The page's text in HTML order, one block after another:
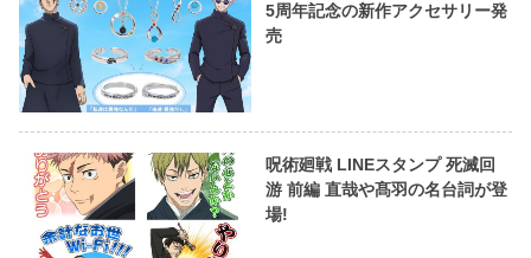
5周年記念の新作アクセサリー発
売
呪術廻戦 LINEスタンプ 死滅回
游 前編 直哉や髙羽の名台詞が登
場!